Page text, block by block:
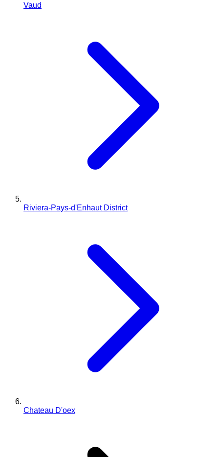
Vaud
Riviera-Pays-d'Enhaut District
Chateau D'oex